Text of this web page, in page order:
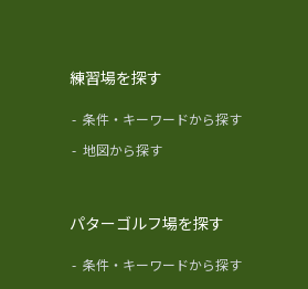
練習場を探す
- 条件・キーワードから探す
- 地図から探す
パターゴルフ場を探す
- 条件・キーワードから探す